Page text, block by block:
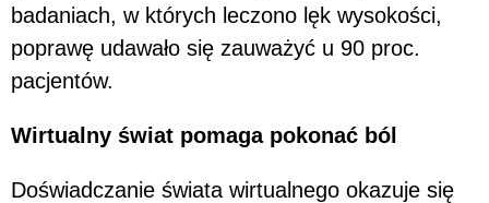
badaniach, w których leczono lęk wysokości,
poprawę udawało się zauważyć u 90 proc.
pacjentów.
Wirtualny świat pomaga pokonać ból
Doświadczanie świata wirtualnego okazuje się